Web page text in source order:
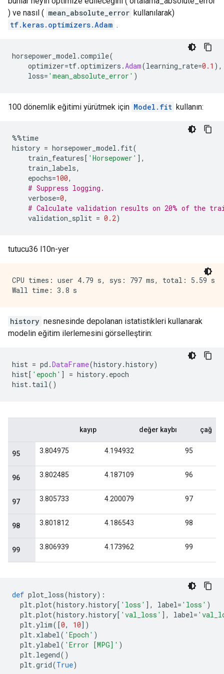
) ve nasıl ( mean_absolute_error kullanılarak)
tf.keras.optimizers.Adam .
horsepower_model .compile(
optimizer=tf.optimizers .Adam(learning_rate=0.1 ),
loss= 'mean_absolute_error' )
100 dönemlik eğitimi yürütmek için Model.fit kullanın:
%%time
history = horsepower_model . fit(
train_features[ 'Horsepower' ],
train_labels,
epochs=100,
# Suppress logging.
verbose=0,
# Calculate validation results on 20% of the
validation_split = 0.2)
tutucu36 l10n-yer
CPU times: user 4.79 s, sys: 797 ms, total: 5.59 s
history nesnesinde depolanan istatistikleri kullanarak
modelin eğitim ilerlemesini görselleştirin:
hist = pd .DataFrame(history.history)
hist[ 'epoch' ] = history. epoch
hist. tail()
def plot_loss(history):
plt.plot(history.history[ 'loss' ], label= 'loss' )
plt.plot(history.history[ 'val_loss' ], label=
plt.ylim([0, 10])
plt. xlabel( 'Epoch' )
plt.ylabel( 'Error [MPG]' )
plt. legend()
plt.grid(True)